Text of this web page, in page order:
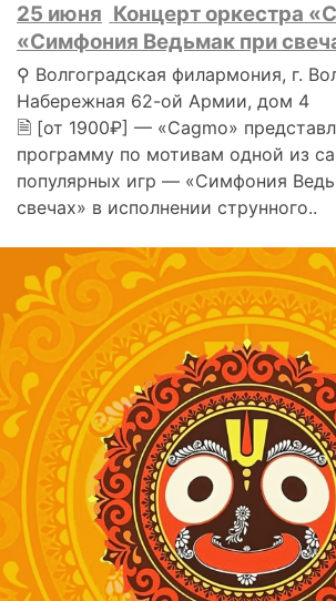
25 июня Концерт оркестра
«Симфония Ведьмак при
⚲ Волгоградская филармония, г.
Набережная 62-ой Армии, дом 4
🗎 [от 1900₽] — «Cagmo»
программу по мотивам одной из
популярных игр — «Симфония
свечах» в исполнении струнного..